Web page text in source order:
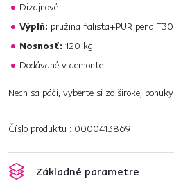
Dizajnové
Výplň: pružina falista+PUR pena T30
Nosnosť: 120 kg
Dodávané v demonte
Nech sa páči, vyberte si zo širokej ponuky
Číslo produktu : 0000413869
Základné parametre